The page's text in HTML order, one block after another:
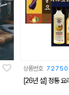
상품번호
[26년 설] 정통 요